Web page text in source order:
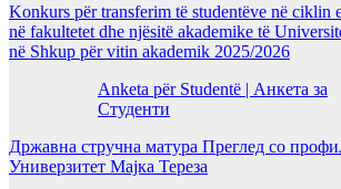
Konkurs për transferim të studentëve në ciklin
në fakultetet dhe njësitë akademike të
në Shkup për vitin akademik 2025/2026
Anketa për Studentë | Анкета за
Студенти
Државна стручна матура Преглед со
Универзитет Мајка Тереза